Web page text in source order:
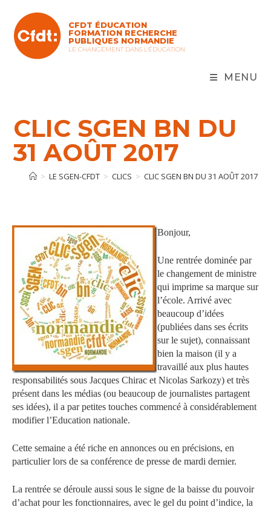
content
CFDT ÉDUCATION
FORMATION RECHERCHE
PUBLIQUES NORMANDIE
LE CHANGEMENT DANS L'ÉDUCATION
MENU
CLIC SGEN BN DU
31 AOÛT 2017
> LE SGEN-CFDT > CLICS > CLIC SGEN BN DU 31 AOÛT 2017
Bonjour,
Une rentrée dominée par
le changement de ministre
qui imprime sa marque sur
l’école. Arrivé avec
beaucoup d’idées
(publiées dans ses écrits
sur le sujet), connaissant
bien la maison (il y a
travaillé aux plus hautes
responsabilités sous Jacques Chirac et Nicolas Sarkozy) et très
présent dans les médias (ou beaucoup de journalistes partagent
ses idées), il a par petites touches commencé à considérablement
modifier l’Education nationale.
Cette semaine a été riche en annonces ou en précisions, en
particulier lors de sa conférence de presse de mardi dernier.
La rentrée se déroule aussi sous le signe de la baisse du pouvoir
d’achat pour les fonctionnaires, avec le gel du point d’indice, la